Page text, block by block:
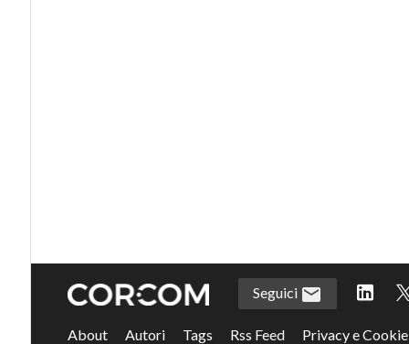
Seguici
About Autori Tags Rss Feed Privacy e